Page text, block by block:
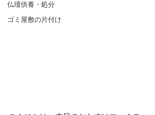
仏壇供養・処分
ゴミ屋敷の片付け